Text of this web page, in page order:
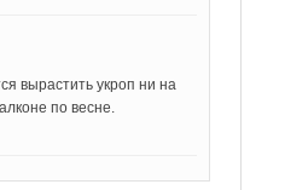
вырастить укроп ни на
по весне.